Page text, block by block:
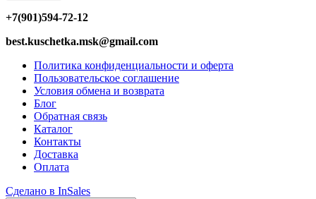
+7(901)594-72-12
best.kuschetka.msk@gmail.com
Политика конфиденциальности и оферта
Пользовательское соглашение
Условия обмена и возврата
Блог
Обратная связь
Каталог
Контакты
Доставка
Оплата
Сделано в InSales